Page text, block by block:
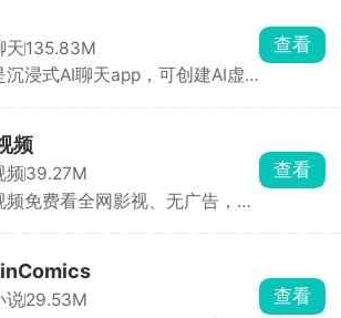
费听书，还有书友社区，能一起
、分享好书，适合喜欢看小说的
天135.83M
沉浸式AI聊天app，可创建AI虚
不满意就能随时调整，从人设到
都是可控的，专属感强。
查看
频
频39.27M
频免费看全网影视、无广告，聚
，基本搜啥有啥，拥有一个app
全网影视。
查看
说29.53M
查看